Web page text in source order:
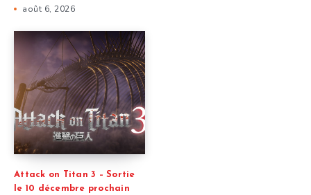
août 6, 2026
Attack on Titan 3 – Sortie
le 10 décembre prochain